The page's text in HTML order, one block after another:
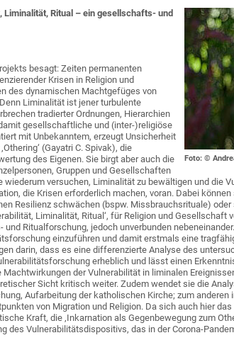
Foto: ©
Liminalität, Ritual – ein gesellschafts- und
besagt: Zeiten permanenten
Krisen in Religion und
des dynamischen Machtgefüges von
Liminalität ist jener turbulente
tradierter Ordnungen, Hierarchien
gesellschaftliche und (inter-)religiöse
mit Unbekanntem, erzeugt Unsicherheit
(Gayatri C. Spivak), die
des Eigenen. Sie birgt aber auch die
Gruppen und Gesellschaften
wiederum versuchen, Liminalität zu bewältigen und die
die Krisen erforderlich machen, voran. Dabei
Resilienz schwächen (bspw. Missbrauchsrituale)
Liminalität, Ritual‘, für Religion und
Ritualforschung, jedoch unverbunden
einzuführen und damit erstmals eine
darin, dass es eine differenzierte Analyse des
erheblich und lässt einen
der Vulnerabilität in liminalen
Sicht kritisch weiter. Zudem wendet sie die
Aufarbeitung der katholischen Kirche; zum
von Migration und Religion. Da sich auch hier
Kraft, die ‚Inkarnation als Gegenbewegung zum
des Vulnerabilitäts­dispositivs, das in der Corona-